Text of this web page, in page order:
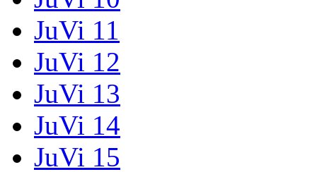
JuVi 11
JuVi 12
JuVi 13
JuVi 14
JuVi 15